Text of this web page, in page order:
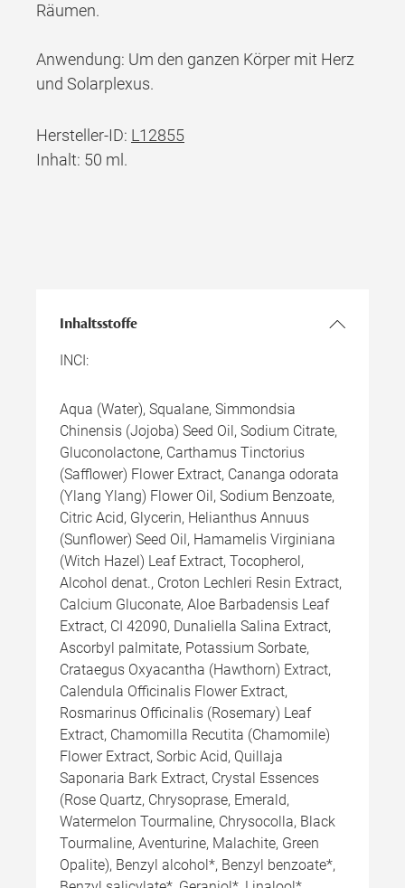
Räumen.
Anwendung: Um den ganzen Körper mit Herz
und Solarplexus.
Hersteller-ID: L12855
Inhalt: 50 ml.
Inhaltsstoffe
INCI:
Aqua (Water), Squalane, Simmondsia
Chinensis (Jojoba) Seed Oil, Sodium Citrate,
Gluconolactone, Carthamus Tinctorius
(Safflower) Flower Extract, Cananga odorata
(Ylang Ylang) Flower Oil, Sodium Benzoate,
Citric Acid, Glycerin, Helianthus Annuus
(Sunflower) Seed Oil, Hamamelis Virginiana
(Witch Hazel) Leaf Extract, Tocopherol,
Alcohol denat., Croton Lechleri Resin Extract,
Calcium Gluconate, Aloe Barbadensis Leaf
Extract, CI 42090, Dunaliella Salina Extract,
Ascorbyl palmitate, Potassium Sorbate,
Crataegus Oxyacantha (Hawthorn) Extract,
Calendula Officinalis Flower Extract,
Rosmarinus Officinalis (Rosemary) Leaf
Extract, Chamomilla Recutita (Chamomile)
Flower Extract, Sorbic Acid, Quillaja
Saponaria Bark Extract, Crystal Essences
(Rose Quartz, Chrysoprase, Emerald,
Watermelon Tourmaline, Chrysocolla, Black
Tourmaline, Aventurine, Malachite, Green
Opalite), Benzyl alcohol*, Benzyl benzoate*,